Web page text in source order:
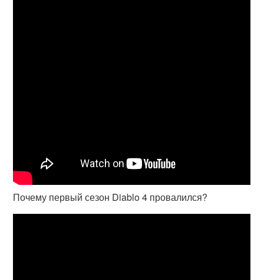
Почему первый сезон Diablo 4 провалился?